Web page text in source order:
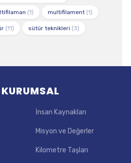
(1) multifilament(1)
(11) sütür teknikleri (3)
KURUMSAL
İnsan Kaynakları
Misyon ve Değerler
Kilometre Taşları